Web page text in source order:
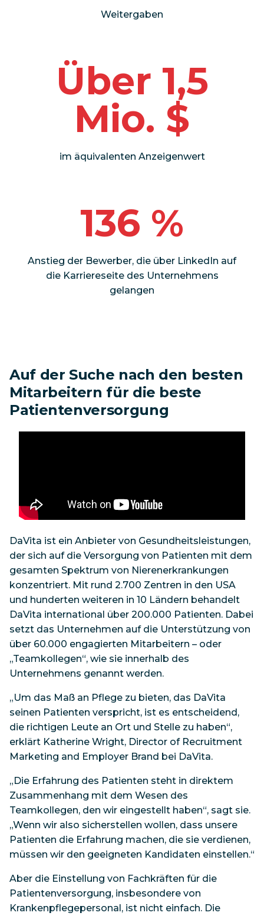
Weitergaben
Über 1,5
Mio. $
im äquivalenten Anzeigenwert
136 %
Anstieg der Bewerber, die über LinkedIn auf
die Karriereseite des Unternehmens
gelangen
Auf der Suche nach den besten
Mitarbeitern für die beste
Patientenversorgung
DaVita ist ein Anbieter von Gesundheitsleistungen,
der sich auf die Versorgung von Patienten mit dem
gesamten Spektrum von Nierenerkrankungen
konzentriert. Mit rund 2.700 Zentren in den USA
und hunderten weiteren in 10 Ländern behandelt
DaVita international über 200.000 Patienten. Dabei
setzt das Unternehmen auf die Unterstützung von
über 60.000 engagierten Mitarbeitern – oder
„Teamkollegen“, wie sie innerhalb des
Unternehmens genannt werden.
„Um das Maß an Pflege zu bieten, das DaVita
seinen Patienten verspricht, ist es entscheidend,
die richtigen Leute an Ort und Stelle zu haben“,
erklärt Katherine Wright, Director of Recruitment
Marketing and Employer Brand bei DaVita.
„Die Erfahrung des Patienten steht in direktem
Zusammenhang mit dem Wesen des
Teamkollegen, den wir eingestellt haben“, sagt sie.
„Wenn wir also sicherstellen wollen, dass unsere
Patienten die Erfahrung machen, die sie verdienen,
müssen wir den geeigneten Kandidaten einstellen.“
Aber die Einstellung von Fachkräften für die
Patientenversorgung, insbesondere von
Krankenpflegepersonal, ist nicht einfach. Die